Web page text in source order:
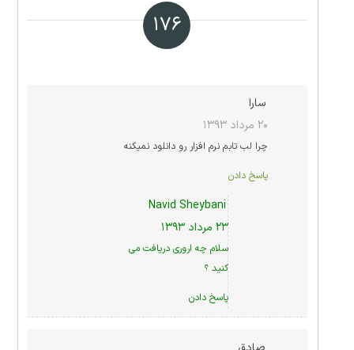
۱۷۶
سارا
۲۰ مرداد ۱۳۹۳
چرا لب تابم نرم افزار رو دانلود نمیکنه
پاسخ دادن
Navid Sheybani
۲۳ مرداد ۱۳۹۳
سلام چه اروری دریافت می
کنید ؟
پاسخ دادن